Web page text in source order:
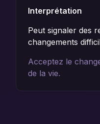
Interprétation
Peut signaler des
changements
Acceptez le
de la vie.